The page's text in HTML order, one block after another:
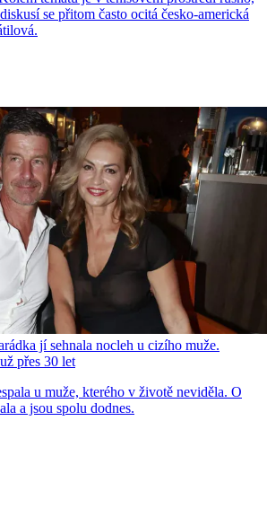
se přitom často ocitá česko-americká
jí sehnala nocleh u cizího muže.
přes 30 let
u muže, kterého v životě neviděla. O
a jsou spolu dodnes.